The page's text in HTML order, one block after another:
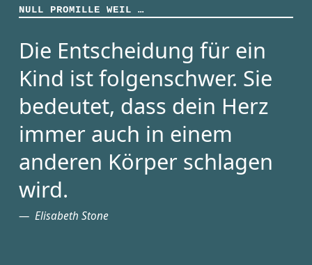
NULL PROMILLE WEIL …
Die Entscheidung für ein
Kind ist folgenschwer. Sie
bedeutet, dass dein Herz
immer auch in einem
anderen Körper schlagen
wird.
Elisabeth Stone